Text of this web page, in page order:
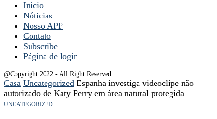
Inicio
Nóticias
Nosso APP
Contato
Subscribe
Página de login
@Copyright 2022 - All Right Reserved.
Casa Uncategorized Espanha investiga videoclipe não
autorizado de Katy Perry em área natural protegida
UNCATEGORIZED